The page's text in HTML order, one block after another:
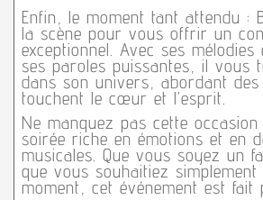
Enfin, le moment tant attendu :
la scène pour vous offrir un
exceptionnel. Avec ses mélodies
ses paroles puissantes, il vous
dans son univers, abordant des
touchent le cœur et l’esprit.
Ne manquez pas cette
soirée riche en émotions et en
musicales. Que vous soyez un
que vous souhaitiez
moment, cet événement est fait